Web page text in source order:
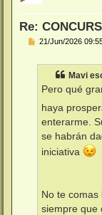
Re:
M
21/Jun/2026
Mavi
Pero qué
haya
enterarme.
se habrán
iniciativa
No te
siempre que